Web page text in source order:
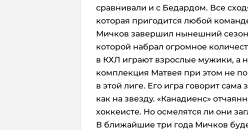
сравнивали и с Бедардом. Все
которая пригодится любой
Мичков завершил нынешний
которой набрал огромное
в КХЛ играют взрослые мужики, а
комплекция Матвея при этом не
в этой лиге. Его игра говорит
как на звезду. «Канадиенс»
хоккеисте. Но осмелятся ли они
В ближайшие три года Мичков